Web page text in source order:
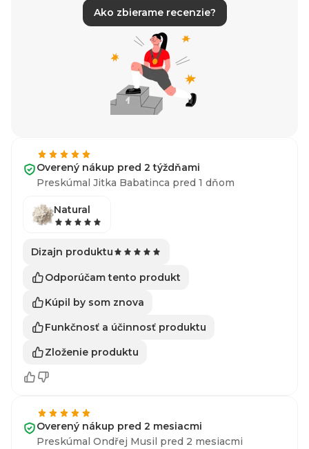
Ako zbierame recenzie?
Overený nákup pred 2 týždňami
Preskúmal Jitka Babatinca pred 1 dňom
Natural
Dizajn produktu
Odporúčam tento produkt
Kúpil by som znova
Funkčnosť a účinnosť produktu
Zloženie produktu
Overený nákup pred 2 mesiacmi
Preskúmal Ondřej Musil pred 2 mesiacmi